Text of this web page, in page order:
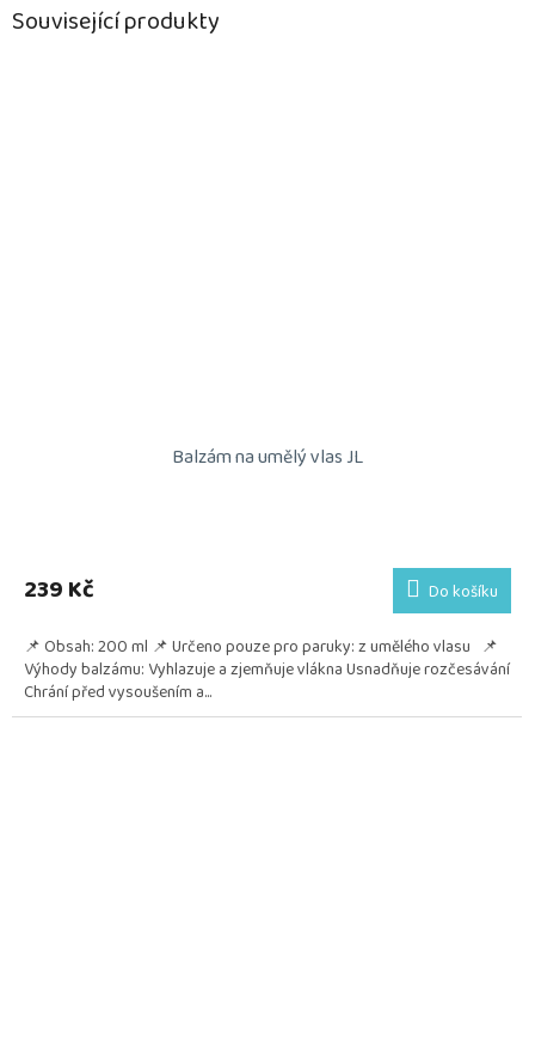
Související produkty
Balzám na umělý vlas JL
239 Kč Do košíku
📌 Obsah: 200 ml 📌 Určeno pouze pro paruky: z umělého vlasu 📌
Výhody balzámu: Vyhlazuje a zjemňuje vlákna Usnadňuje rozčesávání
Chrání před vysoušením a...